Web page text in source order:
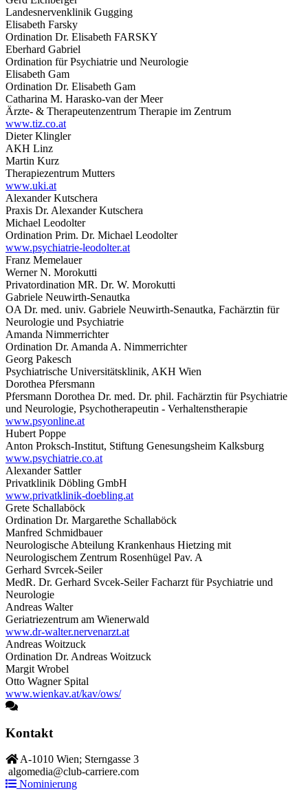
Landesnervenklinik Gugging
Elisabeth Farsky
Ordination Dr. Elisabeth FARSKY
Eberhard Gabriel
Ordination für Psychiatrie und Neurologie
Elisabeth Gam
Ordination Dr. Elisabeth Gam
Catharina M. Harasko-van der Meer
Ärzte- & Therapeutenzentrum Therapie im Zentrum
www.tiz.co.at
Dieter Klingler
AKH Linz
Martin Kurz
Therapiezentrum Mutters
www.uki.at
Alexander Kutschera
Praxis Dr. Alexander Kutschera
Michael Leodolter
Ordination Prim. Dr. Michael Leodolter
www.psychiatrie-leodolter.at
Franz Memelauer
Werner N. Morokutti
Privatordination MR. Dr. W. Morokutti
Gabriele Neuwirth-Senautka
OA Dr. med. univ. Gabriele Neuwirth-Senautka, Fachärztin für
Neurologie und Psychiatrie
Amanda Nimmerrichter
Ordination Dr. Amanda A. Nimmerrichter
Georg Pakesch
Psychiatrische Universitätsklinik, AKH Wien
Dorothea Pfersmann
Pfersmann Dorothea Dr. med. Dr. phil. Fachärztin für Psychiatrie
und Neurologie, Psychotherapeutin - Verhaltenstherapie
www.psyonline.at
Hubert Poppe
Anton Proksch-Institut, Stiftung Genesungsheim Kalksburg
www.psychiatrie.co.at
Alexander Sattler
Privatklinik Döbling GmbH
www.privatklinik-doebling.at
Grete Schallaböck
Ordination Dr. Margarethe Schallaböck
Manfred Schmidbauer
Neurologische Abteilung Krankenhaus Hietzing mit
Neurologischem Zentrum Rosenhügel Pav. A
Gerhard Svrcek-Seiler
MedR. Dr. Gerhard Svcek-Seiler Facharzt für Psychiatrie und
Neurologie
Andreas Walter
Geriatriezentrum am Wienerwald
www.dr-walter.nervenarzt.at
Andreas Woitzuck
Ordination Dr. Andreas Woitzuck
Margit Wrobel
Otto Wagner Spital
www.wienkav.at/kav/ows/
Kontakt
A-1010 Wien; Sterngasse 3
algomedia@club-carriere.com
Nominierung